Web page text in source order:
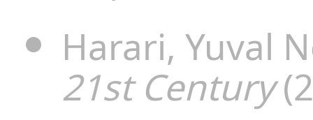
Harari, Yuval
21st Century